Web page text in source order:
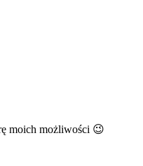
moich możliwości 😉